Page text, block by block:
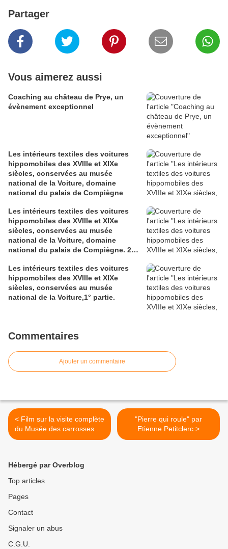
Partager
Vous aimerez aussi
Coaching au château de Prye, un
évènement exceptionnel
Les intérieurs textiles des voitures
hippomobiles des XVIIIe et XIXe
siècles, conservées au musée
national de la Voiture, domaine
national du palais de Compiègne
Les intérieurs textiles des voitures
hippomobiles des XVIIIe et XIXe
siècles, conservées au musée
national de la Voiture, domaine
national du palais de Compiègne. 2°
Les intérieurs textiles des voitures
hippomobiles des XVIIIe et XIXe
siècles, conservées au musée
national de la Voiture,1° partie.
Commentaires
Ajouter un commentaire
< Film sur la visite complète
du Musée des carrosses de
Vienne.
"Pierre qui roule" par
Etienne Petitclerc >
Hébergé par Overblog
Top articles
Pages
Contact
Signaler un abus
C.G.U.